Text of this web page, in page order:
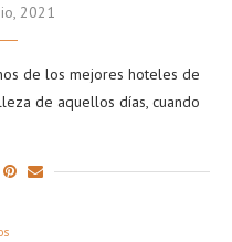
2021
de los mejores hoteles de
de aquellos días, cuando